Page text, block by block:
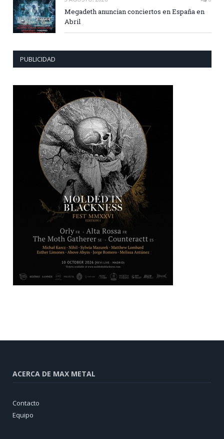
Megadeth anuncian conciertos en España en
Abril
PUBLICIDAD
ACERCA DE MAX METAL
Contacto
Equipo